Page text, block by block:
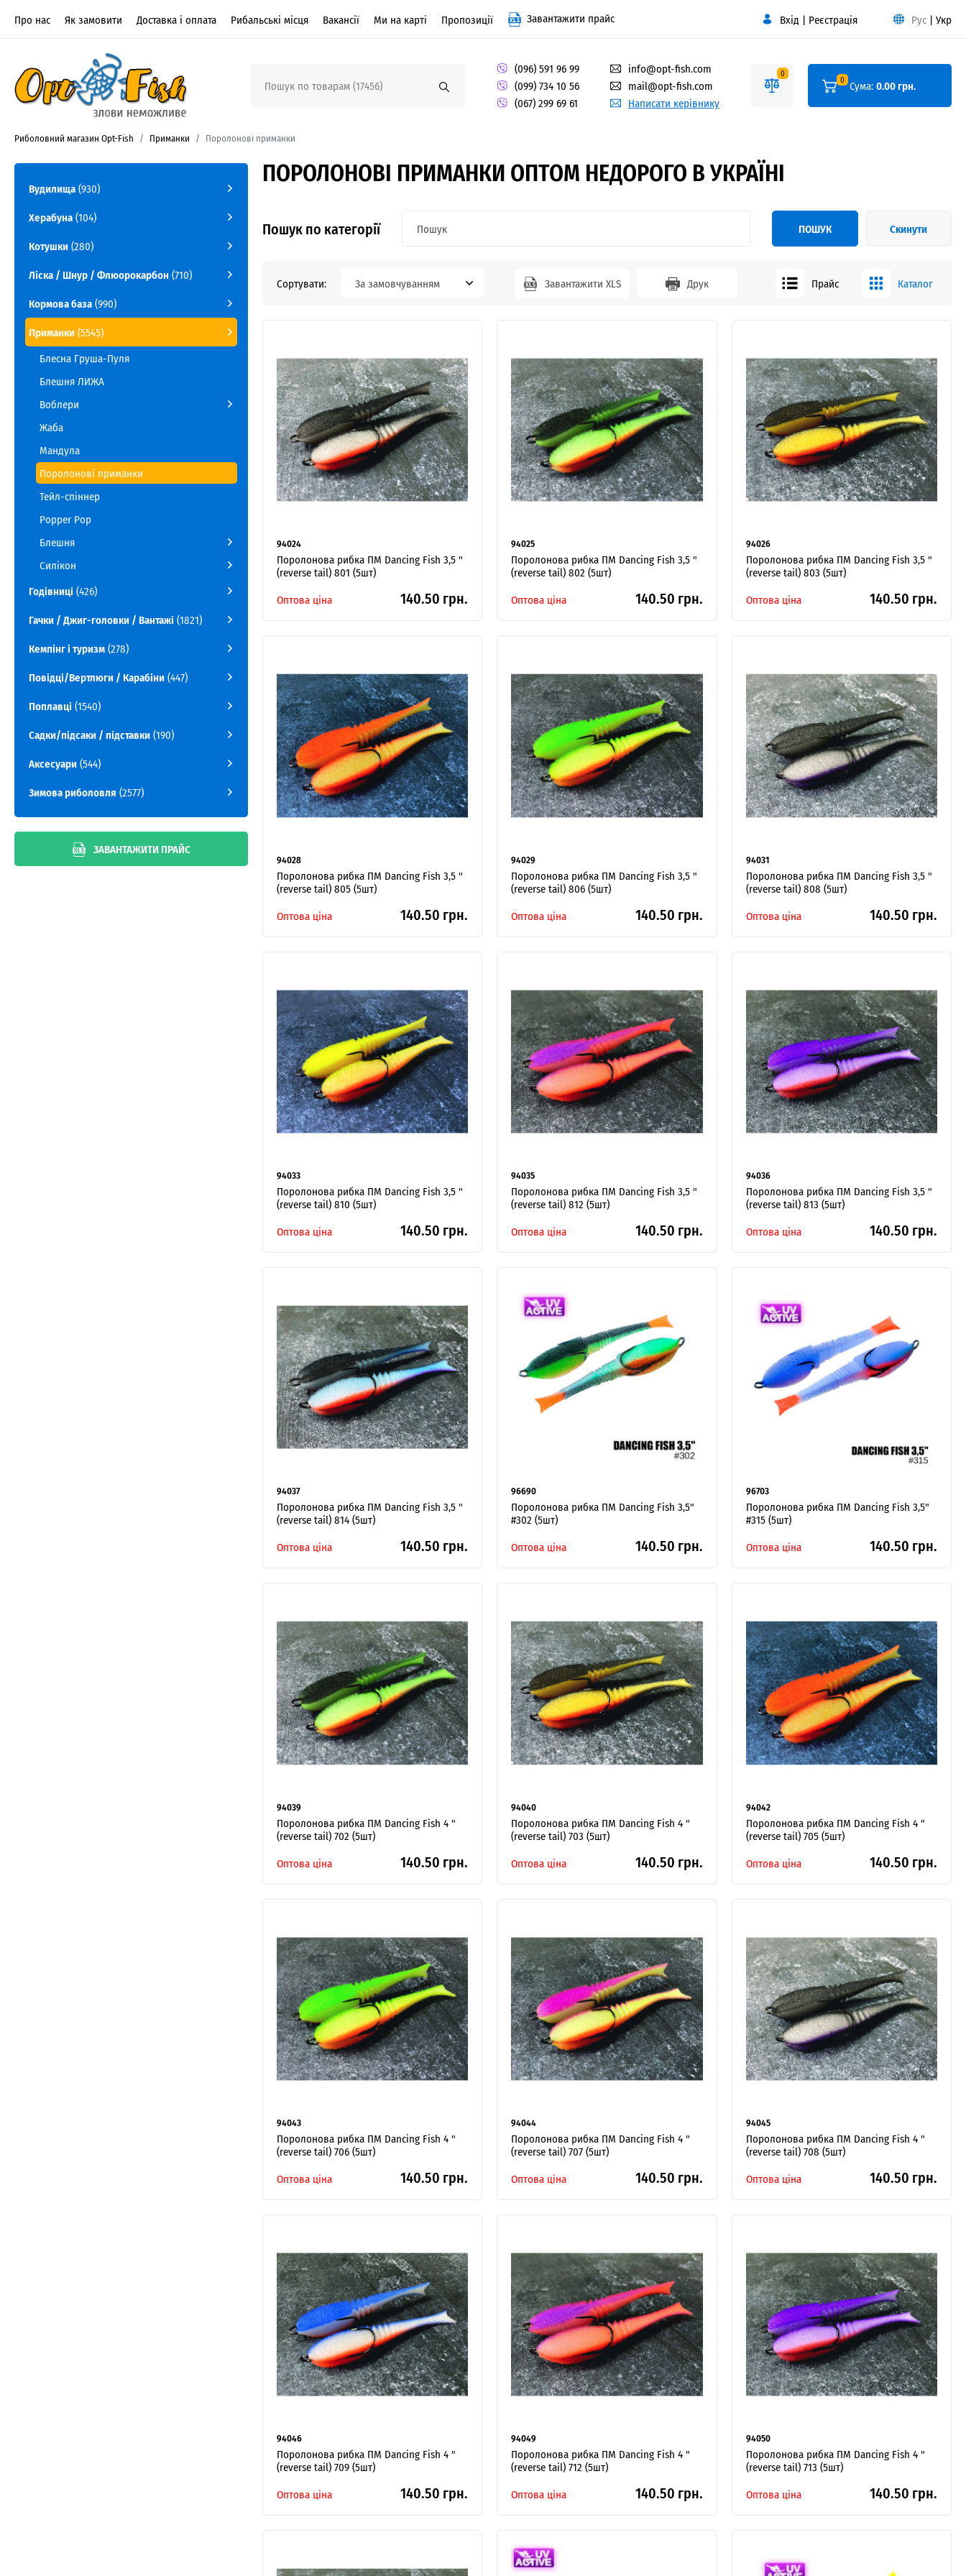
Про нас Як замовити Доставка і оплата Рибальські місця Вакансії Ми на карті Пропозиції Завантажити прайс Вхід | Реєстрація Рус | Укр
(096) 591 96 99
(099) 734 10 56
(067) 299 69 61
info@opt-fish.com
mail@opt-fish.com
Написати керівнику
0
0 Сума:0.00 грн.
Риболовний магазин Opt-Fish Приманки Поролонові приманки
ПОРОЛОНОВІ ПРИМАНКИ ОПТОМ НЕДОРОГО В УКРАЇНІ
Пошук по категорії ПОШУК Скинути
Сортувати: За замовчуванням Завантажити XLS Друк Прайс Каталог
94024
Поролонова рибка ПМ Dancing Fish 3,5 "
(reverse tail) 801 (5шт)
Оптова ціна
140.50 грн.
94025
Поролонова рибка ПМ Dancing Fish 3,5 "
(reverse tail) 802 (5шт)
Оптова ціна
140.50 грн.
94026
Поролонова рибка ПМ Dancing Fish 3,5 "
(reverse tail) 803 (5шт)
Оптова ціна
140.50 грн.
94028
Поролонова рибка ПМ Dancing Fish 3,5 "
(reverse tail) 805 (5шт)
Оптова ціна
140.50 грн.
94029
Поролонова рибка ПМ Dancing Fish 3,5 "
(reverse tail) 806 (5шт)
Оптова ціна
140.50 грн.
94031
Поролонова рибка ПМ Dancing Fish 3,5 "
(reverse tail) 808 (5шт)
Оптова ціна
140.50 грн.
94033
Поролонова рибка ПМ Dancing Fish 3,5 "
(reverse tail) 810 (5шт)
Оптова ціна
140.50 грн.
94035
Поролонова рибка ПМ Dancing Fish 3,5 "
(reverse tail) 812 (5шт)
Оптова ціна
140.50 грн.
94036
Поролонова рибка ПМ Dancing Fish 3,5 "
(reverse tail) 813 (5шт)
Оптова ціна
140.50 грн.
94037
Поролонова рибка ПМ Dancing Fish 3,5 "
(reverse tail) 814 (5шт)
Оптова ціна
140.50 грн.
96690
Поролонова рибка ПМ Dancing Fish 3,5"
#302 (5шт)
Оптова ціна
140.50 грн.
96703
Поролонова рибка ПМ Dancing Fish 3,5"
#315 (5шт)
Оптова ціна
140.50 грн.
94039
Поролонова рибка ПМ Dancing Fish 4 "
(reverse tail) 702 (5шт)
Оптова ціна
140.50 грн.
94040
Поролонова рибка ПМ Dancing Fish 4 "
(reverse tail) 703 (5шт)
Оптова ціна
140.50 грн.
94042
Поролонова рибка ПМ Dancing Fish 4 "
(reverse tail) 705 (5шт)
Оптова ціна
140.50 грн.
94043
Поролонова рибка ПМ Dancing Fish 4 "
(reverse tail) 706 (5шт)
Оптова ціна
140.50 грн.
94044
Поролонова рибка ПМ Dancing Fish 4 "
(reverse tail) 707 (5шт)
Оптова ціна
140.50 грн.
94045
Поролонова рибка ПМ Dancing Fish 4 "
(reverse tail) 708 (5шт)
Оптова ціна
140.50 грн.
94046
Поролонова рибка ПМ Dancing Fish 4 "
(reverse tail) 709 (5шт)
Оптова ціна
140.50 грн.
94049
Поролонова рибка ПМ Dancing Fish 4 "
(reverse tail) 712 (5шт)
Оптова ціна
140.50 грн.
94050
Поролонова рибка ПМ Dancing Fish 4 "
(reverse tail) 713 (5шт)
Оптова ціна
140.50 грн.
Вудилища(930)
Херабуна(104)
Котушки(280)
Ліска / Шнур / Флюорокарбон(710)
Кормова база(990)
Приманки(5545)
Блесна Груша-Пуля
Блешня ЛИЖА
Воблери
Жаба
Мандула
Поролонові приманки
Тейл-спіннер
Popper Pop
Блешня
Силікон
Годівниці (426)
Гачки / Джиг-головки / Вантажі (1821)
Кемпінг і туризм(278)
Повідці/Вертлюги / Карабіни(447)
Поплавці (1540)
Садки/підсаки / підставки(190)
Аксесуари(544)
Зимова риболовля (2577)
ЗАВАНТАЖИТИ ПРАЙС
Роздрібні замовлення не розглядаються!
Я ОПТОВИЙ ПОКУПЕЦЬ